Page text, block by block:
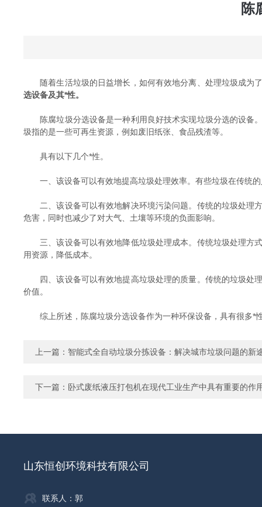
陈
随着生活垃圾的日益增长，如何有效地分离、处理垃圾成为
选设备及其*性。
陈腐垃圾分选设备是一种利用良好技术实现垃圾分选的设备。
圾指的是一些可再生资源，例如废旧纸张、食品残渣等。
具有以下几个*性。
一、该设备可以有效地提高垃圾处理效率。有些垃圾在传统的
二、该设备可以有效地解决环境污染问题。传统的垃圾处理方
危害，同时也减少了对大气、土壤等环境的负面影响。
三、该设备可以有效地降低垃圾处理成本。传统垃圾处理方式
用资源，降低成本。
四、该设备可以有效地提高垃圾处理的质量。传统的垃圾处理
价值。
综上所述，陈腐垃圾分选设备作为一种环保设备，具有很多*
上一篇： 智能式全自动垃圾分拣设备：解决城市垃圾问题的新
下一篇： 卧式废纸液压打包机在现代工业生产中具有重要的作
山东恒创环境科技有限公司
联系人：郭